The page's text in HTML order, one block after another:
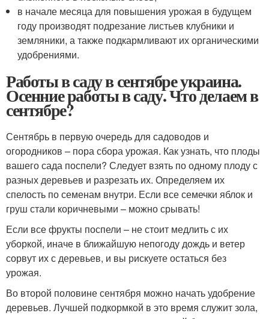
в начале месяца для повышения урожая в будущем
году производят подрезание листьев клубники и
земляники, а также подкармливают их органическими
удобрениями.
Работы в саду в сентябре украина.
Осенние работы в саду. Что делаем в
сентябре?
Сентябрь в первую очередь для садоводов и
огородников – пора сбора урожая. Как узнать, что плоды
вашего сада поспели? Следует взять по одному плоду с
разных деревьев и разрезать их. Определяем их
спелость по семенам внутри. Если все семечки яблок и
груш стали коричневыми – можно срывать!
Если все фрукты поспели – не стоит медлить с их
уборкой, иначе в ближайшую непогоду дождь и ветер
сорвут их с деревьев, и вы рискуете остаться без
урожая.
Во второй половине сентября можно начать удобрение
деревьев. Лучшей подкормкой в это время служит зола,